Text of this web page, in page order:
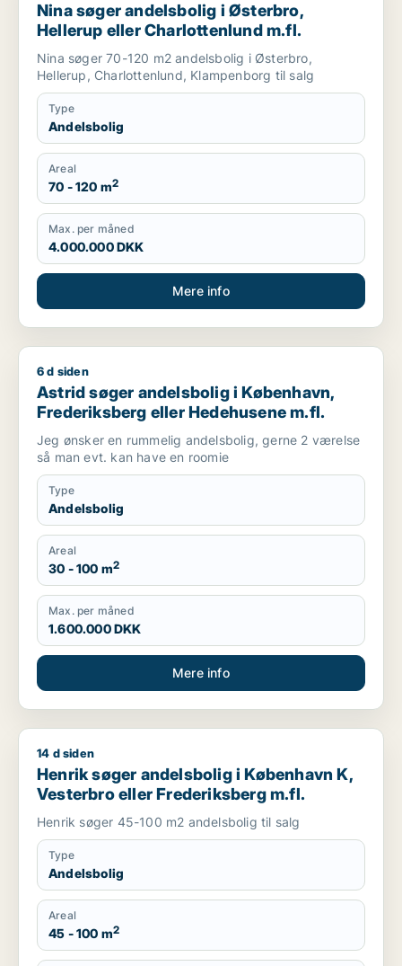
Nina søger andelsbolig i Østerbro,
Hellerup eller Charlottenlund m.fl.
Nina søger 70-120 m2 andelsbolig i Østerbro,
Hellerup, Charlottenlund, Klampenborg til salg
Type
Andelsbolig
Areal
70 - 120 m2
Max. per måned
4.000.000 DKK
Mere info
Astrid søger andelsbolig i København, Frederiksberg eller
6 d siden
Astrid søger andelsbolig i København,
Frederiksberg eller Hedehusene m.fl.
Jeg ønsker en rummelig andelsbolig, gerne 2 værelse
så man evt. kan have en roomie
Type
Andelsbolig
Areal
30 - 100 m2
Max. per måned
1.600.000 DKK
Mere info
Henrik søger andelsbolig i København K, Vesterbro eller
14 d siden
Henrik søger andelsbolig i København K,
Vesterbro eller Frederiksberg m.fl.
Henrik søger 45-100 m2 andelsbolig til salg
Type
Andelsbolig
Areal
45 - 100 m2